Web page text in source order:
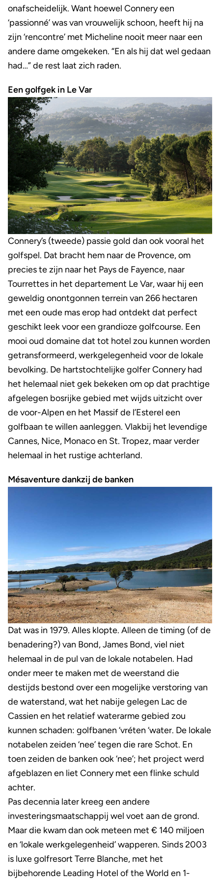
onafscheidelijk. Want hoewel Connery een
‘passionné’ was van vrouwelijk schoon, heeft hij na
zijn ‘rencontre’ met Micheline nooit meer naar een
andere dame omgekeken. “En als hij dat wel gedaan
had…” de rest laat zich raden.
Een golfgek in Le Var
Connery’s (tweede) passie gold dan ook vooral het
golfspel. Dat bracht hem naar de Provence, om
precies te zijn naar het Pays de Fayence, naar
Tourrettes in het departement Le Var, waar hij een
geweldig onontgonnen terrein van 266 hectaren
met een oude mas erop had ontdekt dat perfect
geschikt leek voor een grandioze golfcourse. Een
mooi oud domaine dat tot hotel zou kunnen worden
getransformeerd, werkgelegenheid voor de lokale
bevolking. De hartstochtelijke golfer Connery had
het helemaal niet gek bekeken om op dat prachtige
afgelegen bosrijke gebied met wijds uitzicht over
de voor-Alpen en het Massif de l’Esterel een
golfbaan te willen aanleggen. Vlakbij het levendige
Cannes, Nice, Monaco en St. Tropez, maar verder
helemaal in het rustige achterland.
Mésaventure dankzij de banken
Dat was in 1979. Alles klopte. Alleen de timing (of de
benadering?) van Bond, James Bond, viel niet
helemaal in de pul van de lokale notabelen. Had
onder meer te maken met de weerstand die
destijds bestond over een mogelijke verstoring van
de waterstand, wat het nabije gelegen Lac de
Cassien en het relatief waterarme gebied zou
kunnen schaden: golfbanen ‘vréten ‘water. De lokale
notabelen zeiden ‘nee’ tegen die rare Schot. En
toen zeiden de banken ook ‘nee’; het project werd
afgeblazen en liet Connery met een flinke schuld
achter.
Pas decennia later kreeg een andere
investeringsmaatschappij wel voet aan de grond.
Maar die kwam dan ook meteen met € 140 miljoen
en ‘lokale werkgelegenheid’ wapperen. Sinds 2003
is luxe golfresort Terre Blanche, met het
bijbehorende Leading Hotel of the World en 1-